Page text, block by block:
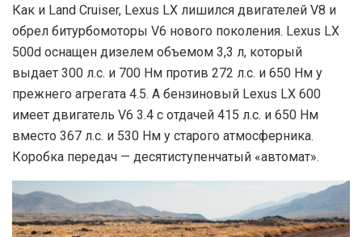
Как и Land Cruiser, Lexus LX лишился двигателей V8 и
обрел битурбомоторы V6 нового поколения. Lexus LX
500d оснащен дизелем объемом 3,3 л, который
выдает 300 л.с. и 700 Нм против 272 л.с. и 650 Нм у
прежнего агрегата 4.5. А бензиновый Lexus LX 600
имеет двигатель V6 3.4 с отдачей 415 л.с. и 650 Нм
вместо 367 л.с. и 530 Нм у старого атмосферника.
Коробка передач — десятиступенчатый «автомат».